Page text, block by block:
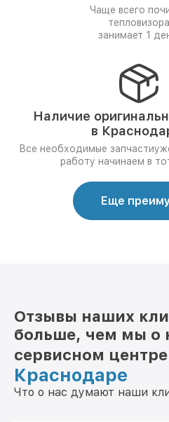
Чаще всего
тепловизора
занимает 1
Наличие
в
Все необходимые
работу начинаем в
Еще
Отзывы наших
больше, чем мы о
сервисном центре
Краснодаре
Что о нас думают наши